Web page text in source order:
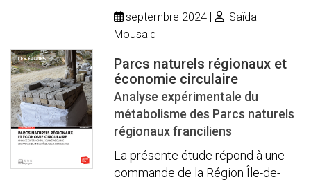
septembre 2024
Saïda
Mousaid
Parcs naturels régionaux et
économie circulaire
Analyse expérimentale du
métabolisme des Parcs naturels
régionaux franciliens
La présente étude répond à une
commande de la Région Île-de-